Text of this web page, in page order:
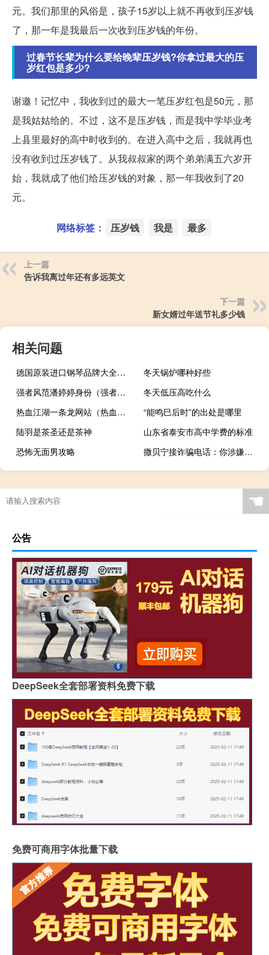
元。我们那里的风俗是，孩子15岁以上就不再收到压岁钱
了，那一年是我最后一次收到压岁钱的年份。
过春节长辈为什么要给晚辈压岁钱?你拿过最大的压
岁红包是多少?
谢邀！记忆中，我收到过的最大一笔压岁红包是50元，那
是我姑姑给的。不过，这不是压岁钱，而是我中学毕业考
上县里最好的高中时收到的。在进入高中之后，我就再也
没有收到过压岁钱了。从我叔叔家的两个弟弟满五六岁开
始，我就成了他们给压岁钱的对象，那一年我收到了20
元。
网络标签： 压岁钱 我是 最多
上一篇
告诉我离过年还有多远英文
下一篇
新女婿过年送节礼多少钱
相关问题
德国原装进口钢琴品牌大全（钢琴品牌大全）
冬天锅炉哪种好些
强者风范潘婷婷身份（强者风范）
冬天低压高吃什么
热血江湖一条龙网站（热血江湖sf一条龙）
“能鸣巳后时”的出处是哪里
陆羽是茶圣还是茶神
山东省泰安市高中学费的标准
恐怖无面男攻略
撒贝宁接诈骗电话：你涉嫌拐卖儿童 这就很尴尬了
☚
公告
DeepSeek全套部署资料免费下载
免费可商用字体批量下载